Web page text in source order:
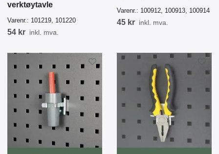
verktøytavle
Varenr.: 101219, 101220
54 kr inkl. mva.
Varenr.: 100912, 100913, 100914
45 kr inkl. mva.